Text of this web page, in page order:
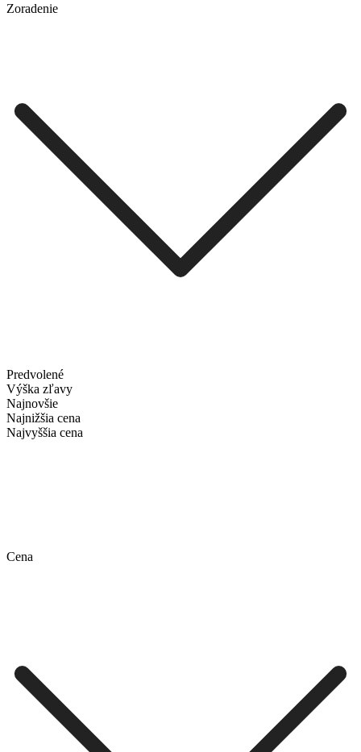
Zoradenie
Predvolené
Výška zľavy
Najnovšie
Najnižšia cena
Najvyššia cena
Cena